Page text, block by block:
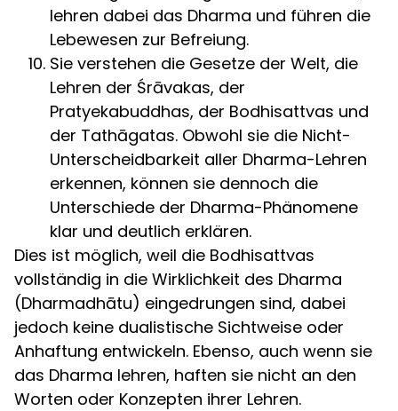
lehren dabei das Dharma und führen die
Lebewesen zur Befreiung.
Sie verstehen die Gesetze der Welt, die
Lehren der Śrāvakas, der
Pratyekabuddhas, der Bodhisattvas und
der Tathāgatas. Obwohl sie die Nicht-
Unterscheidbarkeit aller Dharma-Lehren
erkennen, können sie dennoch die
Unterschiede der Dharma-Phänomene
klar und deutlich erklären.
Dies ist möglich, weil die Bodhisattvas
vollständig in die Wirklichkeit des Dharma
(Dharmadhātu) eingedrungen sind, dabei
jedoch keine dualistische Sichtweise oder
Anhaftung entwickeln. Ebenso, auch wenn sie
das Dharma lehren, haften sie nicht an den
Worten oder Konzepten ihrer Lehren.